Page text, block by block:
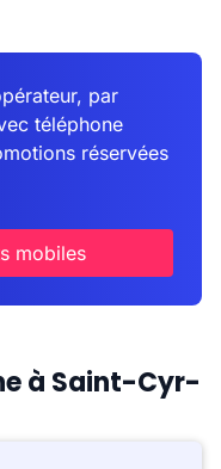
par
téléphone
réservées
mobiles
à Saint-Cyr-